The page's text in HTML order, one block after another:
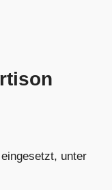
eingesetzt, unter